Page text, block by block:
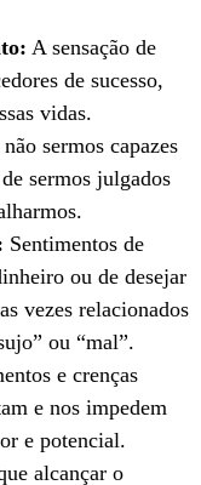
A sensação de
de sucesso,
vidas.
sermos capazes
sermos julgados
Sentimentos de
ou de desejar
vezes relacionados
ou “mal”.
e crenças
e nos impedem
e potencial.
alcançar o